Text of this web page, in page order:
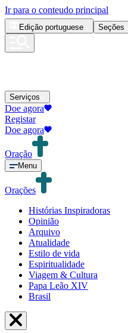
Ir para o conteudo principal
Edição portuguese Seções
Serviços
Doe agora
Registar
Doe agora
Oração
Menu
Orações
Histórias Inspiradoras
Opinião
Arquivo
Atualidade
Estilo de vida
Espiritualidade
Viagem & Cultura
Papa Leão XIV
Brasil